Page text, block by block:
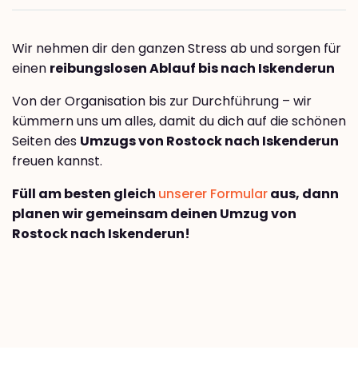
Wir nehmen dir den ganzen Stress ab und sorgen für
einen reibungslosen Ablauf bis nach Iskenderun
Von der Organisation bis zur Durchführung – wir
kümmern uns um alles, damit du dich auf die schönen
Seiten des Umzugs von Rostock nach Iskenderun
freuen kannst.
Füll am besten gleich unserer Formularaus, dann
planen wir gemeinsam deinen Umzug von
Rostock nach Iskenderun!